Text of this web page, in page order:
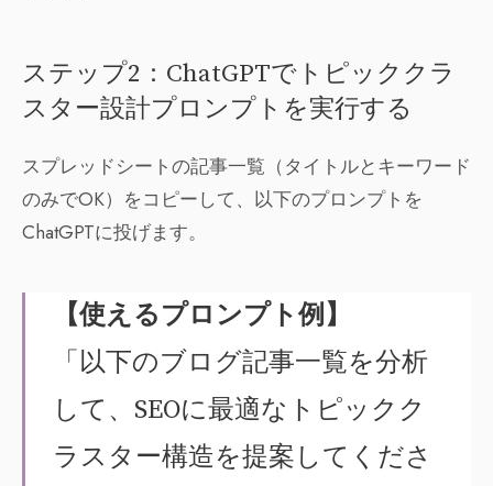
ステップ2：ChatGPTでトピッククラ
スター設計プロンプトを実行する
スプレッドシートの記事一覧（タイトルとキーワード
のみでOK）をコピーして、以下のプロンプトを
ChatGPTに投げます。
【使えるプロンプト例】
「以下のブログ記事一覧を分析
して、SEOに最適なトピックク
ラスター構造を提案してくださ